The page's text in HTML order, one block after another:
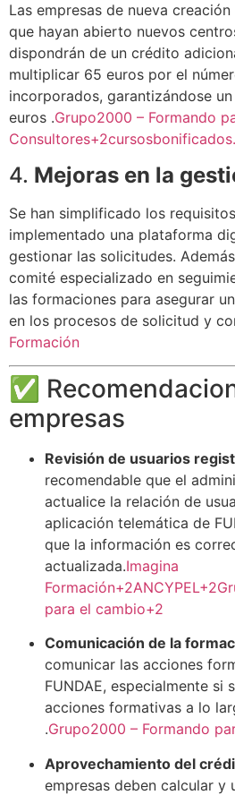
Las empresas de nueva
que hayan abierto nuevos
dispondrán de un crédito
multiplicar 65 euros por el
incorporados, garantizándose
euros .Grupo2000 – Formando
Consultores+2
4. Mejoras en la
Se han simplificado los
implementado una plataforma
gestionar las solicitudes.
comité especializado en
las formaciones para asegurar
en los procesos de solicitud y
Formación
✅
empresas
Revisión de usuarios
recomendable que el
actualice la relación de
aplicación telemática de
que la información es
actualizada.Imagina
Formación+2ANCYPEL+2
para el cambio+2
Comunicación de la
comunicar las acciones
FUNDAE, especialmente si
acciones formativas a lo
.Grupo2000 – Formando
Aprovechamiento del
empresas deben calcular y